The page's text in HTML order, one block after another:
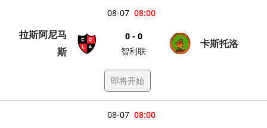
08:00
08-07
拉斯阿尼马
斯
0 - 0
智利联
卡斯托洛
即将开始
08:00
08-07